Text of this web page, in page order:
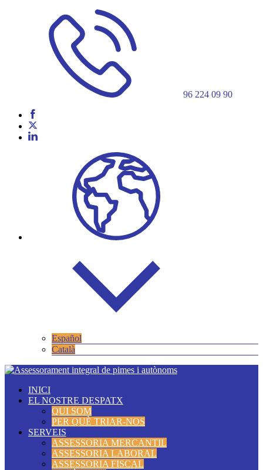
96 224 09 90
Español
Català
INICI
EL NOSTRE DESPATX
QUI SOM
PER QUÈ TRIAR-NOS
SERVEIS
ASSESSORIA MERCANTIL
ASSESSORIA LABORAL
ASSESSORIA FISCAL